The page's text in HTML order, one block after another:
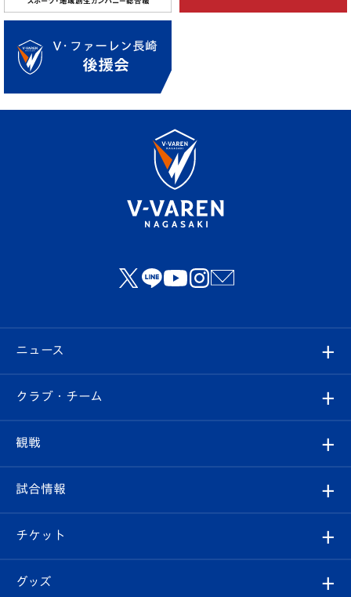
ニュース
すべて
クラブ
試合情報
チケット
クラブ・チーム
クラブ概要
エンブレム紹介
観戦
観戦ルール
はじめての観戦ガイド
試合情報
試合日程/結果
チケット
チケット
グッズ